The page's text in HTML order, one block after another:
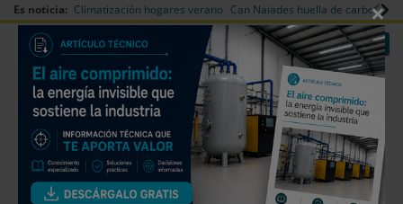
Es noticia: Climatización hogares verano Can Naiades huella de carbono
Redes Sociales Es noticia Login empresas Registro
Tesy presenta en Canarias ante
×